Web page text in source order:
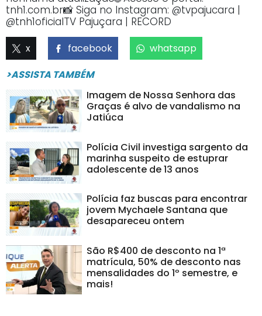
tnh1.com.br📸 Siga no Instagram: @tvpajucara |
@tnh1oficialTV Pajuçara | RECORD
x facebook
whatsapp
>ASSISTA TAMBÉM
Imagem de Nossa Senhora das
Graças é alvo de vandalismo na
Jatiúca
Polícia Civil investiga sargento da
marinha suspeito de estuprar
adolescente de 13 anos
Polícia faz buscas para encontrar
jovem Mychaele Santana que
desapareceu ontem
São R$400 de desconto na 1ª
matrícula, 50% de desconto nas
mensalidades do 1º semestre, e
mais!